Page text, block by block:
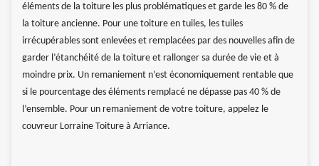
éléments de la toiture les plus problématiques et garde les 80 % de
la toiture ancienne. Pour une toiture en tuiles, les tuiles
irrécupérables sont enlevées et remplacées par des nouvelles afin de
garder l’étanchéité de la toiture et rallonger sa durée de vie et à
moindre prix. Un remaniement n’est économiquement rentable que
si le pourcentage des éléments remplacé ne dépasse pas 40 % de
l’ensemble. Pour un remaniement de votre toiture, appelez le
couvreur Lorraine Toiture à Arriance.